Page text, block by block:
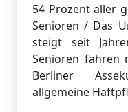
54 Prozent aller
Senioren / Das
steigt seit
Senioren fahren
Berliner
allgemeine